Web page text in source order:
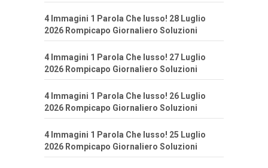
4 Immagini 1 Parola Che lusso! 28 Luglio
2026 Rompicapo Giornaliero Soluzioni
4 Immagini 1 Parola Che lusso! 27 Luglio
2026 Rompicapo Giornaliero Soluzioni
4 Immagini 1 Parola Che lusso! 26 Luglio
2026 Rompicapo Giornaliero Soluzioni
4 Immagini 1 Parola Che lusso! 25 Luglio
2026 Rompicapo Giornaliero Soluzioni